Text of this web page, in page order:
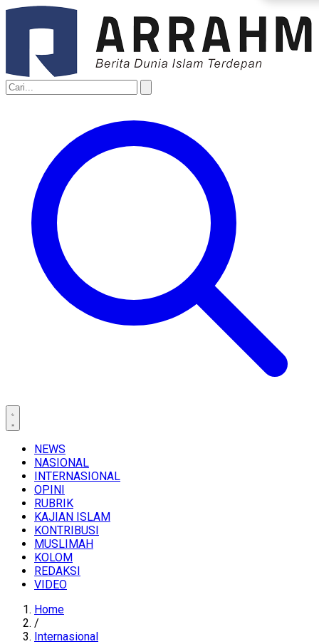
NEWS
NASIONAL
INTERNASIONAL
OPINI
RUBRIK
KAJIAN ISLAM
KONTRIBUSI
MUSLIMAH
KOLOM
REDAKSI
VIDEO
Home
/
Internasional